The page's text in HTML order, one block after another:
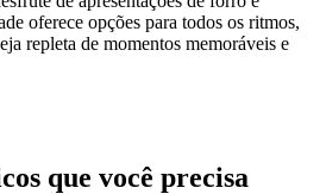
oferece opções para todos os ritmos,
repleta de momentos memoráveis e
que você precisa